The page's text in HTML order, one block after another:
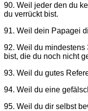
90. Weil jeder den du
du verrückt bist.
91. Weil dein Papagei
92. Weil du
bist, die du noch nicht
93. Weil du gutes
94. Weil du eine
95. Weil du dir selbst